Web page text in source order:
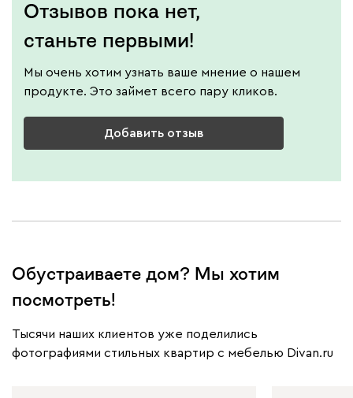
Отзывов пока нет,
станьте первыми!
Мы очень хотим узнать ваше мнение о нашем
продукте. Это займет всего пару кликов.
Добавить отзыв
Обустраиваете дом? Мы хотим
посмотреть!
Тысячи наших клиентов уже поделились
фотографиями стильных квартир с мебелью Divan.ru